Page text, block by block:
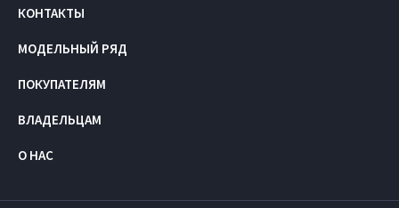
КОНТАКТЫ
МОДЕЛЬНЫЙ РЯД
ПОКУПАТЕЛЯМ
ВЛАДЕЛЬЦАМ
О НАС